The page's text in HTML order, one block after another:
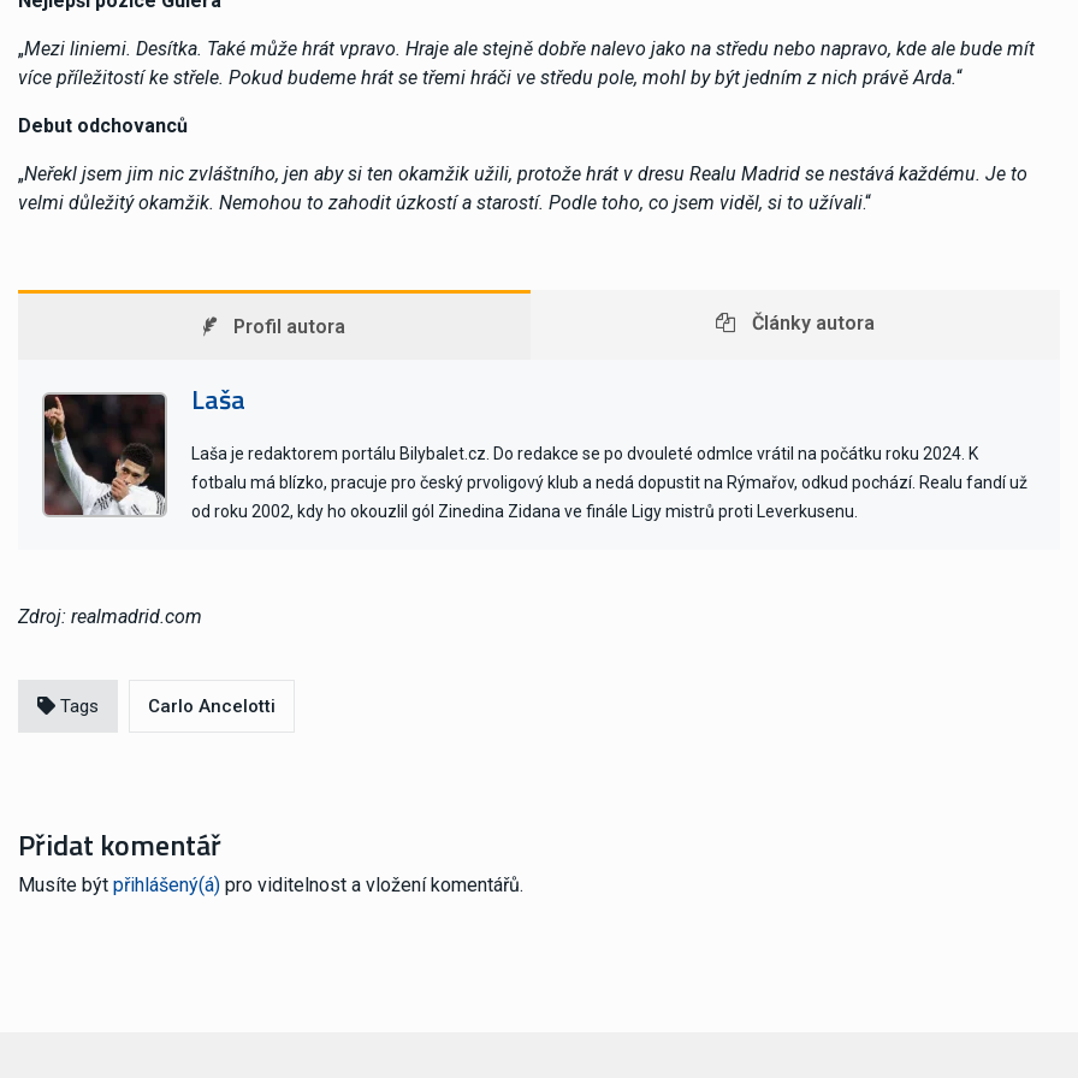
„Mezi liniemi. Desítka. Také může hrát vpravo. Hraje ale stejně dobře nalevo jako na středu nebo napravo, kde ale bude mít
více příležitostí ke střele. Pokud budeme hrát se třemi hráči ve středu pole, mohl by být jedním z nich právě Arda.“
Debut odchovanců
„Neřekl jsem jim nic zvláštního, jen aby si ten okamžik užili, protože hrát v dresu Realu Madrid se nestává každému. Je to
velmi důležitý okamžik. Nemohou to zahodit úzkostí a starostí. Podle toho, co jsem viděl, si to užívali.“
Profil autora Články autora
Laša
Laša je redaktorem portálu Bilybalet.cz. Do redakce se po dvouleté odmlce vrátil na počátku roku 2024. K
fotbalu má blízko, pracuje pro český prvoligový klub a nedá dopustit na Rýmařov, odkud pochází. Realu fandí už
od roku 2002, kdy ho okouzlil gól Zinedina Zidana ve finále Ligy mistrů proti Leverkusenu.
Zdroj: realmadrid.com
Tags Carlo Ancelotti
Přidat komentář
Musíte být přihlášený(á) pro viditelnost a vložení komentářů.